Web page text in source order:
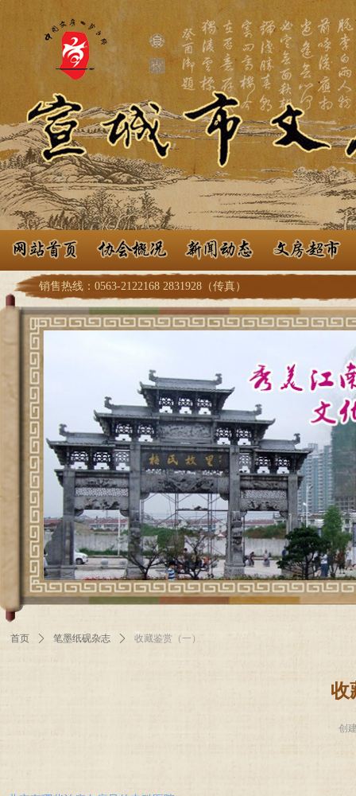
销售热线：0563-2122168 2831928（传真）
收
创
首页 ꄲ 笔墨纸砚杂志 ꄲ 收藏鉴赏（一）